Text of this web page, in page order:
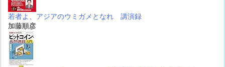
若者よ、アジアのウミガメとなれ 講演録
加藤順彦